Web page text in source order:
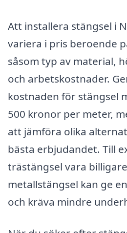
Att installera stängsel i
variera i pris beroende
såsom typ av material,
och arbetskostnader.
kostnaden för stängsel
500 kronor per meter,
att jämföra olika
bästa erbjudandet. Till
trästängsel vara
metallstängsel kan ge
och kräva mindre